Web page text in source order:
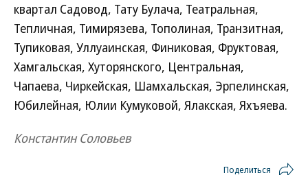
квартал Садовод, Тату Булача, Театральная,
Тепличная, Тимирязева, Тополиная, Транзитная,
Тупиковая, Уллуаинская, Финиковая, Фруктовая,
Хамгальская, Хуторянского, Центральная,
Чапаева, Чиркейская, Шамхальская, Эрпелинская,
Юбилейная, Юлии Кумуковой, Ялакская, Яхъяева.
Константин Соловьев
Поделиться